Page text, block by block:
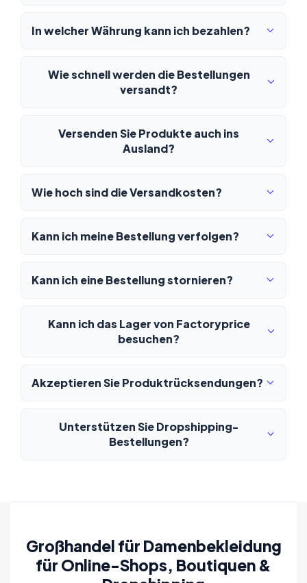
In welcher Währung kann ich bezahlen?
Wie schnell werden die Bestellungen
versandt?
Versenden Sie Produkte auch ins
Ausland?
Wie hoch sind die Versandkosten?
Kann ich meine Bestellung verfolgen?
Kann ich eine Bestellung stornieren?
Kann ich das Lager von Factoryprice
besuchen?
Akzeptieren Sie Produktrücksendungen?
Unterstützen Sie Dropshipping-
Bestellungen?
Großhandel für Damenbekleidung
für Online-Shops, Boutiquen &